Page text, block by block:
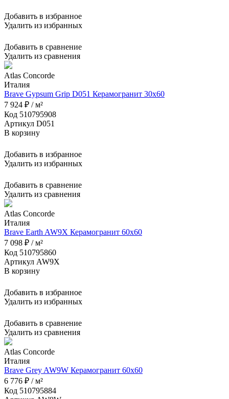
Добавить в избранное
Удалить из избранных
Добавить в сравнение
Удалить из сравнения
Atlas Concorde
Италия
Brave Gypsum Grip D051 Керамогранит 30x60
7 924 ₽ / м²
Код 510795908
Артикул D051
В корзину
Добавить в избранное
Удалить из избранных
Добавить в сравнение
Удалить из сравнения
Atlas Concorde
Италия
Brave Earth AW9X Керамогранит 60x60
7 098 ₽ / м²
Код 510795860
Артикул AW9X
В корзину
Добавить в избранное
Удалить из избранных
Добавить в сравнение
Удалить из сравнения
Atlas Concorde
Италия
Brave Grey AW9W Керамогранит 60x60
6 776 ₽ / м²
Код 510795884